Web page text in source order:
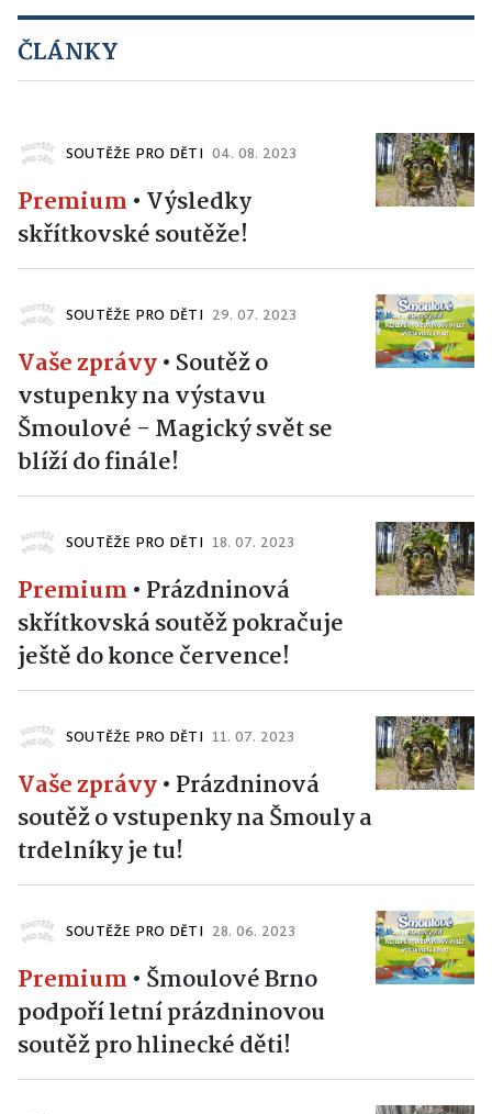
ČLÁNKY
SOUTĚŽE PRO DĚTI 04. 08. 2023
Premium • Výsledky
skřítkovské soutěže!
SOUTĚŽE PRO DĚTI 29. 07. 2023
Vaše zprávy• Soutěž o
vstupenky na výstavu
Šmoulové - Magický svět se
blíží do finále!
SOUTĚŽE PRO DĚTI 18. 07. 2023
Premium • Prázdninová
skřítkovská soutěž pokračuje
ještě do konce července!
SOUTĚŽE PRO DĚTI 11. 07. 2023
Vaše zprávy• Prázdninová
soutěž o vstupenky na Šmouly a
trdelníky je tu!
SOUTĚŽE PRO DĚTI 28. 06. 2023
Premium • Šmoulové Brno
podpoří letní prázdninovou
soutěž pro hlinecké děti!